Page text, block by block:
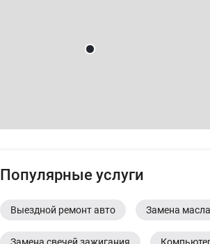
Популярные услуги
Выездной ремонт авто Замена